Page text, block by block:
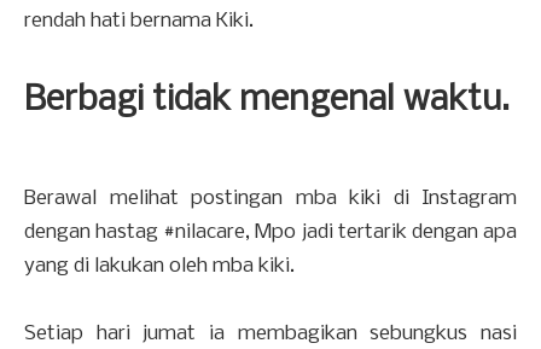
rendah hati bernama Kiki.
Berbagi tidak mengenal waktu.
Berawal melihat postingan mba kiki di Instagram
dengan hastag #nilacare, Mpo jadi tertarik dengan apa
yang di lakukan oleh mba kiki.
Setiap hari jumat ia membagikan sebungkus nasi